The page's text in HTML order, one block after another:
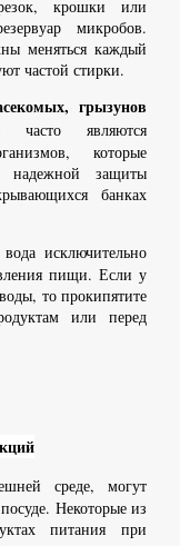
крошки или
микробов.
меняться каждый
частой стирки.
грызунов
являются
которые
надежной защиты
банках
исключительно
пищи. Если у
то прокипятите
или перед
среде, могут
Некоторые из
питания при